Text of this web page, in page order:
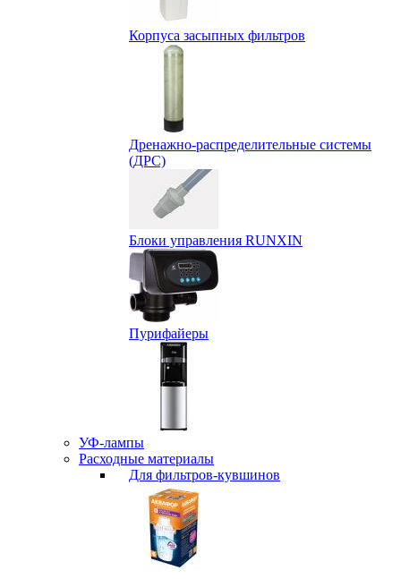
Корпуса засыпных фильтров
Дренажно-распределительные системы
(ДРС)
Блоки управления RUNXIN
Пурифайеры
УФ-лампы
Расходные материалы
Для фильтров-кувшинов